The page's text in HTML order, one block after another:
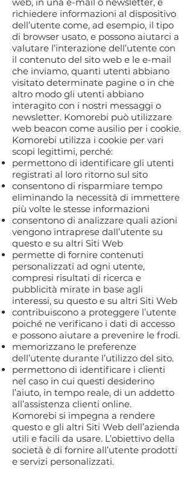
richiedere informazioni al dispositivo
dell’utente come, ad esempio, il tipo
di browser usato, e possono aiutarci a
valutare l’interazione dell’utente con
il contenuto del sito web e le e-mail
che inviamo, quanti utenti abbiano
visitato determinate pagine o in che
altro modo gli utenti abbiano
interagito con i nostri messaggi o
newsletter. Komorebi può utilizzare
web beacon come ausilio per i cookie.
Komorebi utilizza i cookie per vari
scopi legittimi, perché:
permettono di identificare gli utenti
registrati al loro ritorno sul sito
consentono di risparmiare tempo
eliminando la necessità di immettere
più volte le stesse informazioni
consentono di analizzare quali azioni
vengono intraprese dall’utente su
questo e su altri Siti Web
permette di fornire contenuti
personalizzati ad ogni utente,
compresi risultati di ricerca e
pubblicità mirate in base agli
interessi, su questo e su altri Siti Web
contribuiscono a proteggere l’utente
poiché ne verificano i dati di accesso
e possono aiutare a prevenire le frodi.
memorizzano le preferenze
dell’utente durante l’utilizzo del sito.
permettono di identificare i clienti
nel caso in cui questi desiderino
l’aiuto, in tempo reale, di un addetto
all’assistenza clienti online.
Komorebi si impegna a rendere
questo e gli altri Siti Web dell’azienda
utili e facili da usare. L’obiettivo della
società è di fornire all’utente prodotti
e servizi personalizzati.